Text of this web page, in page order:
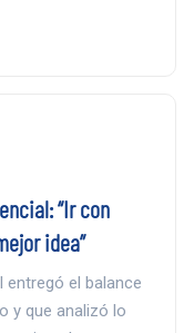
“Ir con
idea”
entregó el balance
y que analizó lo